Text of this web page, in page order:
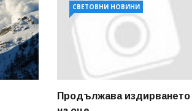
СВЕТОВНИ НОВИНИ
Продължава издирването